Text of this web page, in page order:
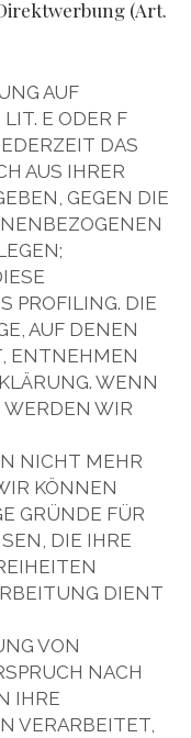
(Art.
AUF
E ODER F
DAS
AUS IHRER
GEGEN DIE
PROFILING. DIE
AUF DENEN
ENTNEHMEN
WENN
WERDEN WIR
NICHT MEHR
KÖNNEN
GRÜNDE FÜR
DIE IHRE
DIENT
VON
NACH
IHRE
VERARBEITET,